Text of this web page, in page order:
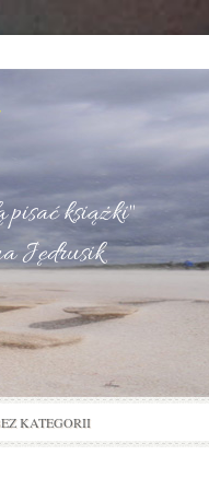
pisać książki"
Jędrusik
KATEGORII